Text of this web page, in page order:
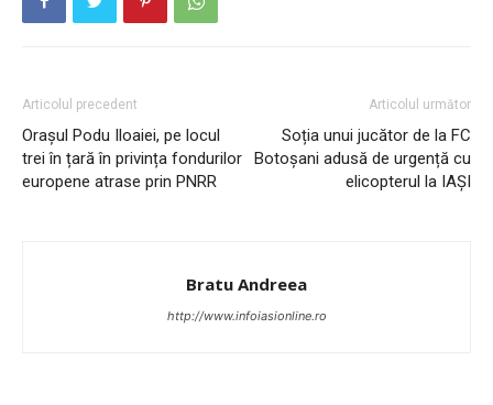
Articolul precedent
Orașul Podu Iloaiei, pe locul
trei în țară în privința fondurilor
europene atrase prin PNRR
Articolul următor
Soția unui jucător de la FC
Botoșani adusă de urgență cu
elicopterul la IAȘI
Bratu Andreea
http://www.infoiasionline.ro